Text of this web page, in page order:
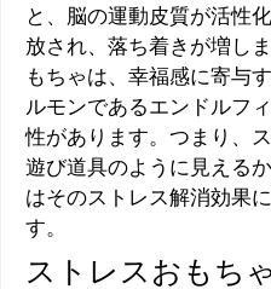
と、脳の運動皮質が活性
放され、落ち着きが増し
もちゃは、幸福感に寄与
ルモンであるエンドルフ
性があります。つまり、
遊び道具のように見える
はそのストレス解消効果
す。
ストレスおもち